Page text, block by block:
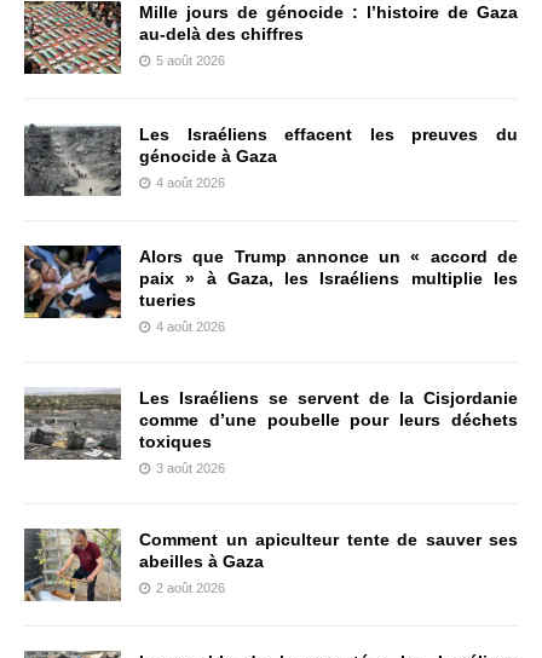
Mille jours de génocide : l’histoire de Gaza
au-delà des chiffres
5 août 2026
Les Israéliens effacent les preuves du
génocide à Gaza
4 août 2026
Alors que Trump annonce un « accord de
paix » à Gaza, les Israéliens multiplie les
tueries
4 août 2026
Les Israéliens se servent de la Cisjordanie
comme d’une poubelle pour leurs déchets
toxiques
3 août 2026
Comment un apiculteur tente de sauver ses
abeilles à Gaza
2 août 2026